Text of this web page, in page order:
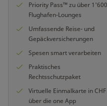
Priority Pass™ zu über 1'600
Flughafen-Lounges
Umfassende Reise- und
Gepäckversicherungen
Spesen smart verarbeiten
Praktisches
Rechtsschutzpaket
Virtuelle Einmalkarte in CHF
über die one App